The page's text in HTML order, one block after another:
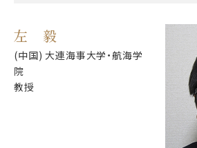
左 毅
(中国) 大連海事大学・航海学
院
教授